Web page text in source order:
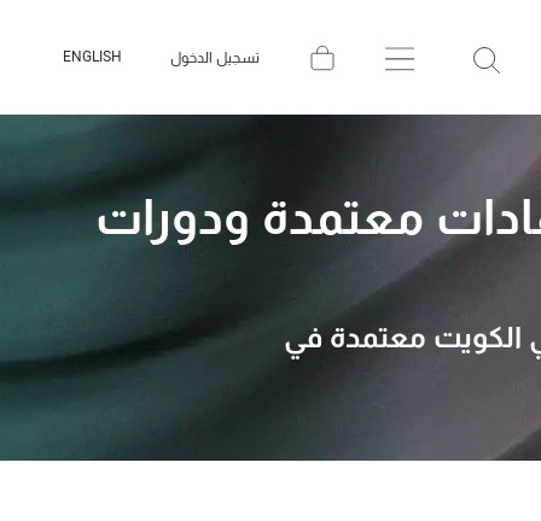
تسجيل الدخول ENGLISH
معتمدة ودورات
الكويت معتمدة في